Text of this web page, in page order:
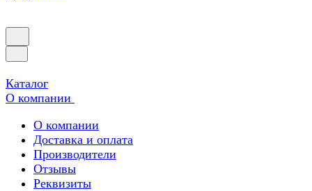
Каталог
О компании
О компании
Доставка и оплата
Производители
Отзывы
Реквизиты